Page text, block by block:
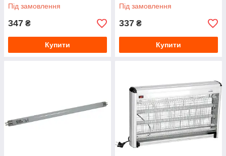
Під замовлення
347 ₴
Купити
Під замовлення
337 ₴
Купити